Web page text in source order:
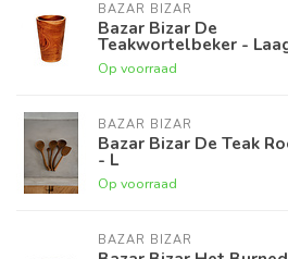
BAZAR BIZAR
Bazar Bizar De
Teakwortelbeker -
Op voorraad
BAZAR BIZAR
Bazar Bizar De Teak
- L
Op voorraad
BAZAR BIZAR